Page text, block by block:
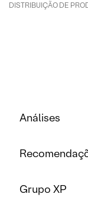
DISTRIBUIÇÃO DE
Análises
Grupo XP